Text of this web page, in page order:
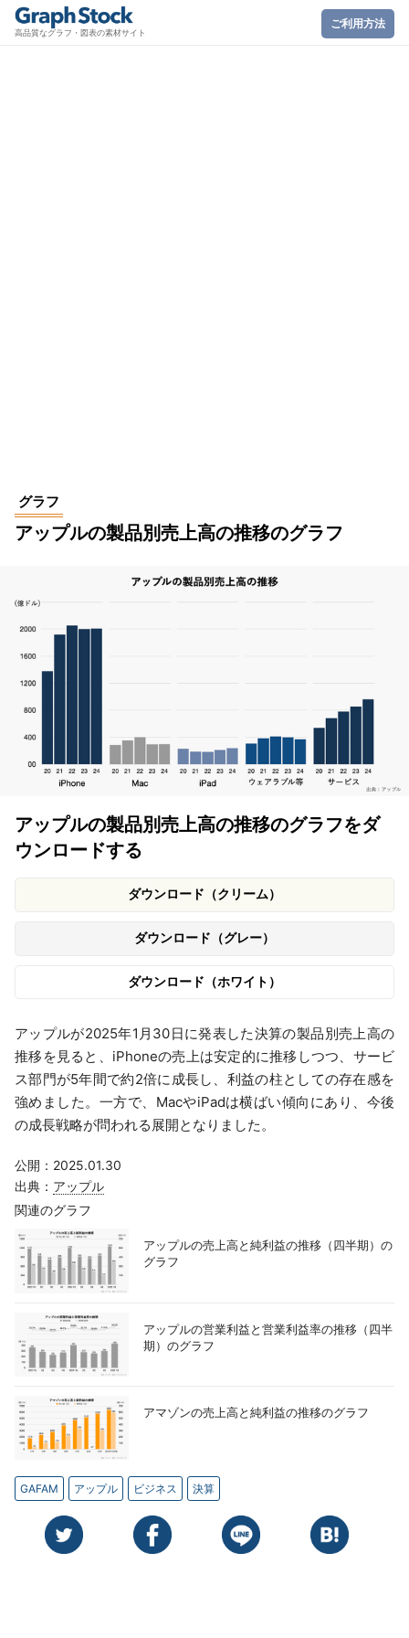
高品質なグラフ・図表の素材サイト
ご利用方法
グラフ
アップルの製品別売上高の推移のグラフ
アップルの製品別売上高の推移のグラフをダ
ウンロードする
ダウンロード（クリーム）
ダウンロード（グレー）
ダウンロード（ホワイト）
アップルが2025年1月30日に発表した決算の製品別売上高の
推移を見ると、iPhoneの売上は安定的に推移しつつ、サービ
ス部門が5年間で約2倍に成長し、利益の柱としての存在感を
強めました。一方で、MacやiPadは横ばい傾向にあり、今後
の成長戦略が問われる展開となりました。
公開：2025.01.30
出典： アップル
関連のグラフ
アップルの売上高と純利益の推移（四半期）の
グラフ
アップルの営業利益と営業利益率の推移（四半
期）のグラフ
アマゾンの売上高と純利益の推移のグラフ
GAFAM アップル ビジネス 決算